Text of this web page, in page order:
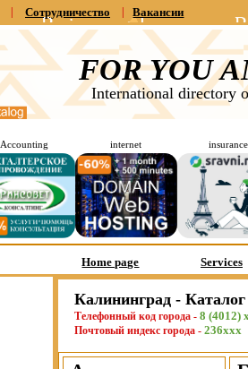
Сотрудничество Вакансии
FOR YOU
International directory
Accounting internet insurance
Home page Services
Калининград -
Телефонный код города - 8 (4012)
Почтовый индекс города - 236ххх